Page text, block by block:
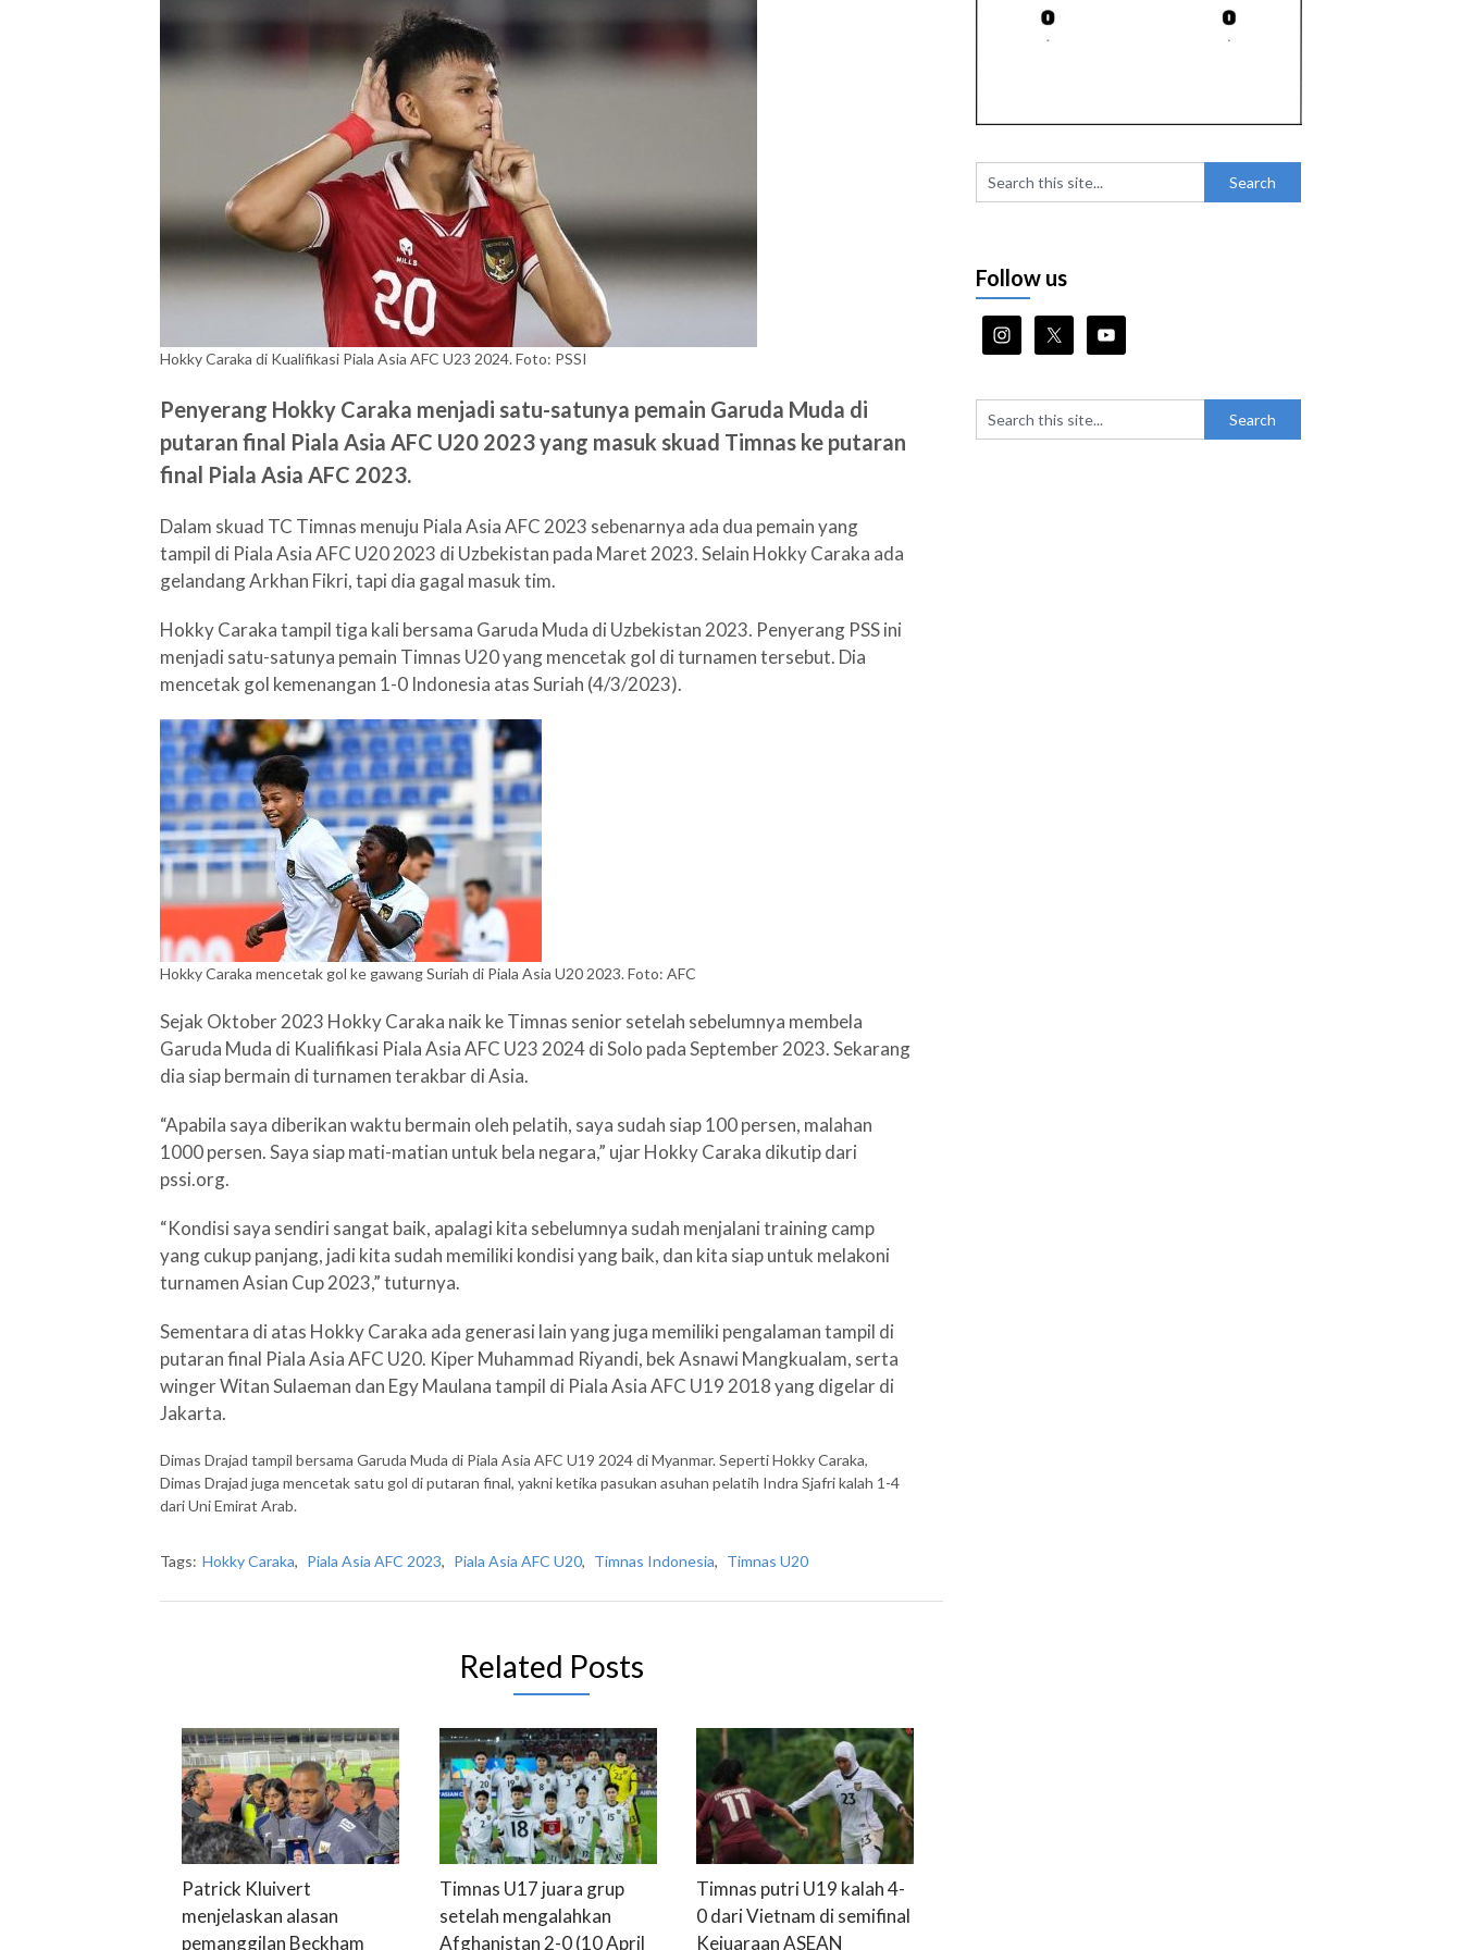
Hokky Caraka di Kualifikasi Piala Asia AFC U23 2024. Foto: PSSI
Penyerang Hokky Caraka menjadi satu-satunya pemain Garuda Muda di
putaran final Piala Asia AFC U20 2023 yang masuk skuad Timnas ke putaran
final Piala Asia AFC 2023.
Dalam skuad TC Timnas menuju Piala Asia AFC 2023 sebenarnya ada dua pemain yang
tampil di Piala Asia AFC U20 2023 di Uzbekistan pada Maret 2023. Selain Hokky Caraka ada
gelandang Arkhan Fikri, tapi dia gagal masuk tim.
Hokky Caraka tampil tiga kali bersama Garuda Muda di Uzbekistan 2023. Penyerang PSS ini
menjadi satu-satunya pemain Timnas U20 yang mencetak gol di turnamen tersebut. Dia
mencetak gol kemenangan 1-0 Indonesia atas Suriah (4/3/2023).
Hokky Caraka mencetak gol ke gawang Suriah di Piala Asia U20 2023. Foto: AFC
Sejak Oktober 2023 Hokky Caraka naik ke Timnas senior setelah sebelumnya membela
Garuda Muda di Kualifikasi Piala Asia AFC U23 2024 di Solo pada September 2023. Sekarang
dia siap bermain di turnamen terakbar di Asia.
“Apabila saya diberikan waktu bermain oleh pelatih, saya sudah siap 100 persen, malahan
1000 persen. Saya siap mati-matian untuk bela negara,” ujar Hokky Caraka dikutip dari
pssi.org.
“Kondisi saya sendiri sangat baik, apalagi kita sebelumnya sudah menjalani training camp
yang cukup panjang, jadi kita sudah memiliki kondisi yang baik, dan kita siap untuk melakoni
turnamen Asian Cup 2023,” tuturnya.
Sementara di atas Hokky Caraka ada generasi lain yang juga memiliki pengalaman tampil di
putaran final Piala Asia AFC U20. Kiper Muhammad Riyandi, bek Asnawi Mangkualam, serta
winger Witan Sulaeman dan Egy Maulana tampil di Piala Asia AFC U19 2018 yang digelar di
Jakarta.
Dimas Drajad tampil bersama Garuda Muda di Piala Asia AFC U19 2024 di Myanmar. Seperti Hokky Caraka,
Dimas Drajad juga mencetak satu gol di putaran final, yakni ketika pasukan asuhan pelatih Indra Sjafri kalah 1-4
dari Uni Emirat Arab.
Tags: Hokky Caraka, Piala Asia AFC 2023, Piala Asia AFC U20, Timnas Indonesia, Timnas U20
Related Posts
Patrick Kluivert
menjelaskan alasan
pemanggilan Beckham
Timnas U17 juara grup
setelah mengalahkan
Afghanistan 2-0 (10 April
Timnas putri U19 kalah 4-
0 dari Vietnam di semifinal
Kejuaraan ASEAN
Follow us